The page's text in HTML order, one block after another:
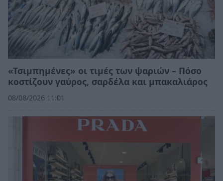
«Τσιμπημένες» οι τιμές των ψαριών – Πόσο
κοστίζουν γαύρος, σαρδέλα και μπακαλιάρος
08/08/2026 11:01